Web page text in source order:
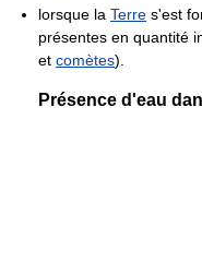
lorsque la Terre s'est
présentes en quantité
et comètes).
Présence d'eau